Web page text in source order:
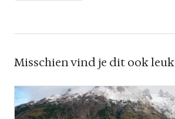
Misschien vind je dit ook leuk